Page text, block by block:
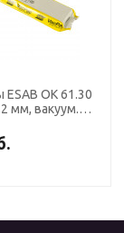
OK 61.30
мм, вакуум.уп.